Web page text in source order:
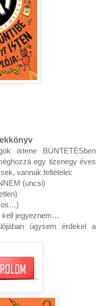
istene BÜNTETÉSben
egy tizenegy éves
vannak feltételei:
(uncsi)
kell jegyeznem…
úgysem érdekel a